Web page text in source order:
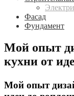
Фасад
Фундамент
Мой опыт
кухни от
Мой опыт